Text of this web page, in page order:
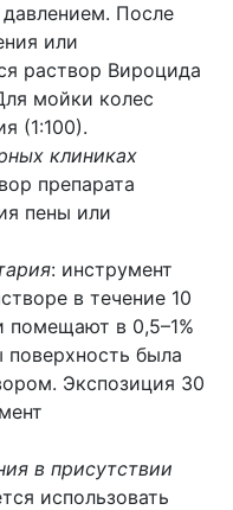
После
или
раствор Вироцида
мойки колес
(1:100).
клиниках
препарата
пены или
: инструмент
в течение 10
помещают в 0,5–1%
была
Экспозиция 30
в присутствии
использовать